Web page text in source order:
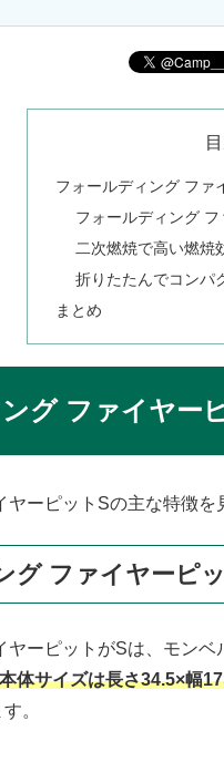
フォールディング ファ
フォールディング
二次燃焼で高い燃焼
折りたたんでコンパ
まとめ
グ ファイヤー
ヤーピットSの主な特徴を
グ ファイヤーピ
ヤーピットがSは、モン
体サイズは長さ34.5×幅
。